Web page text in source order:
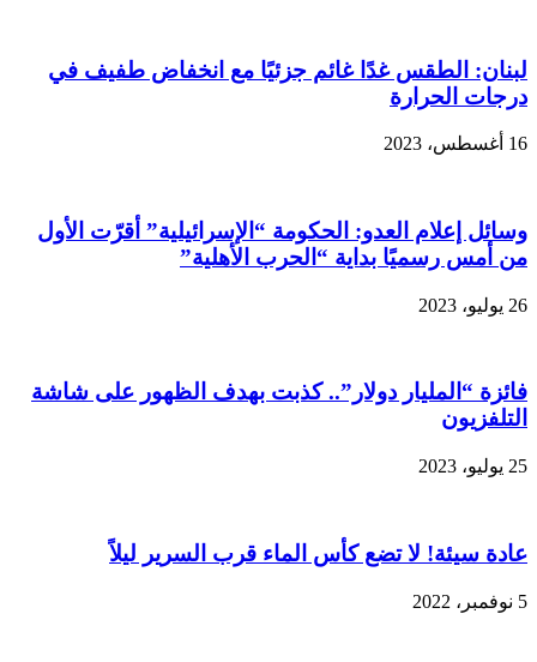
لبنان: الطقس غدًا غائم جزئيًا مع انخفاض طفيف في
درجات الحرارة
16 أغسطس، 2023
وسائل إعلام العدو: الحكومة “الإسرائيلية” أقرّت الأول
من أمس رسميًا بداية “الحرب الأهلية”
26 يوليو، 2023
فائزة “المليار دولار”.. كذبت بهدف الظهور على شاشة
التلفزيون
25 يوليو، 2023
عادة سيئة! لا تضع كأس الماء قرب السرير ليلاً
5 نوفمبر، 2022